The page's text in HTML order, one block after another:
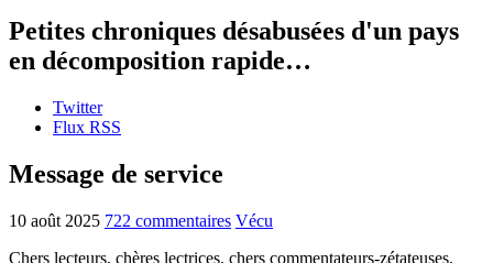
Petites chroniques désabusées d'un pays
en décomposition rapide…
Twitter
Flux RSS
Message de service
10 août 2025 722 commentaires Vécu
Chers lecteurs, chères lectrices, chers commentateurs-zétateuses,